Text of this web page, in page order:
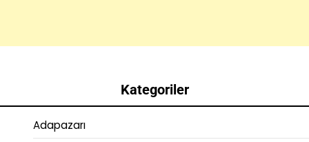
Kategoriler
Adapazarı